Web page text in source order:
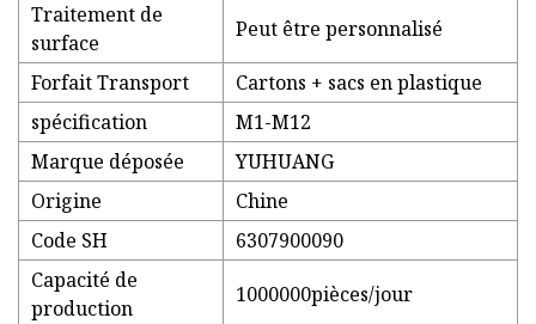
Traitement de
surface
Peut être personnalisé
Forfait Transport
Cartons + sacs en plastique
spécification
M1-M12
Marque déposée
YUHUANG
Origine
Chine
Code SH
6307900090
Capacité de
production
1000000pièces/jour